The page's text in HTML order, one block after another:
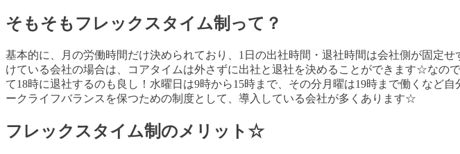
そもそもフレックスタイム制って？
基本的に、月の労働時間だけ決められており、 1 日の出社時間・退社時間は会社側が固定
けている会社の場合は、コアタイムは外さずに出社と退社を決めることができます☆なので
て18時に退社するのも良し！水曜日は9時から15時まで、その分月曜は19時まで働くなど
ークライフバランスを保つための制度として、導入している会社が多くあります☆
フレックスタイム制のメリット☆